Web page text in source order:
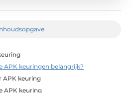
APK keuringen belangrijk?
APK keuring
APK keuring